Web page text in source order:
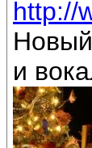
http://
и